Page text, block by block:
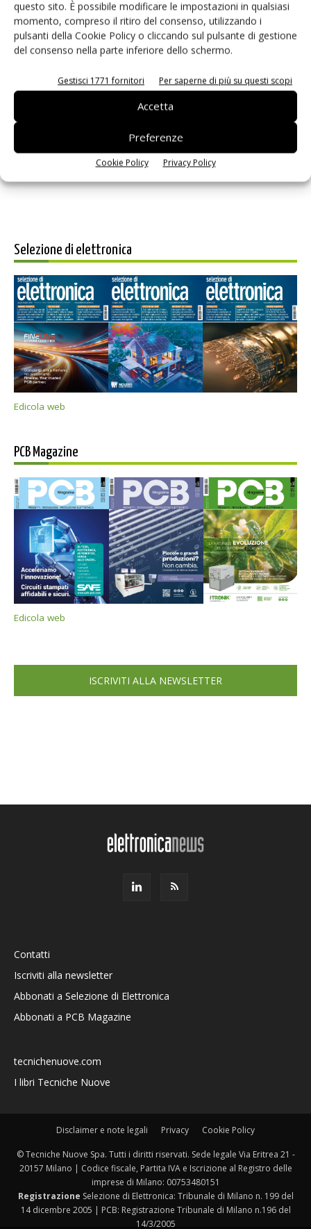
questo sito. È possibile modificare le impostazioni in qualsiasi
momento, compreso il ritiro del consenso, utilizzando i
pulsanti della Cookie Policy o cliccando sul pulsante di gestione
del consenso nella parte inferiore dello schermo.
Gestisci 1771 fornitori Per saperne di più su questi scopi
Accetta
Preferenze
Cookie Policy Privacy Policy
Salva il mio nome, email e sito web in questo browser per i
prossimi commenti.
Selezione di elettronica
Edicola web
PCB Magazine
Edicola web
ISCRIVITI ALLA NEWSLETTER
Contatti
Iscriviti alla newsletter
Abbonati a Selezione di Elettronica
Abbonati a PCB Magazine
tecnichenuove.com
I libri Tecniche Nuove
Disclaimer e note legali Privacy Cookie Policy
© Tecniche Nuove Spa. Tutti i diritti riservati. Sede legale Via Eritrea 21 -
20157 Milano | Codice fiscale, Partita IVA e Iscrizione al Registro delle
imprese di Milano: 00753480151
Registrazione Selezione di Elettronica: Tribunale di Milano n. 199 del
14 dicembre 2005 | PCB: Registrazione Tribunale di Milano n.196 del
14/3/2005